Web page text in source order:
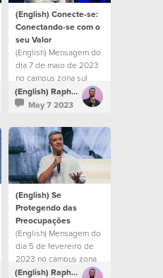
(English) Conecte-se:
Conectando-se com o
seu Valor
(English) Mensagem do
dia 7 de maio de 2023
no campus zona sul
(English) Raphael Galante
May 7 2023
(English) Se
Protegendo das
Preocupações
(English) Mensagem do
dia 5 de fevereiro de
2023 no campus zona
sul
(English) Raphael Galante